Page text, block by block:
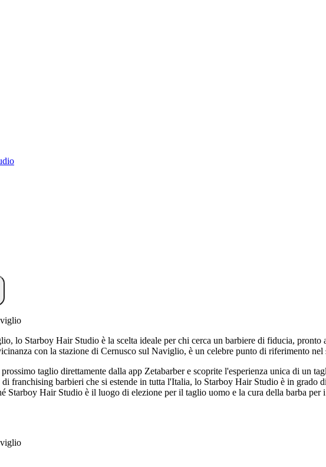
lo Starboy Hair Studio è la scelta ideale per chi cerca un barbiere di fiducia,
con la stazione di Cernusco sul Naviglio, è un celebre punto di riferimento
taglio direttamente dalla app Zetabarber e scoprite l'esperienza unica di un
franchising barbieri che si estende in tutta l'Italia, lo Starboy Hair Studio è in
Starboy Hair Studio è il luogo di elezione per il taglio uomo e la cura della barba